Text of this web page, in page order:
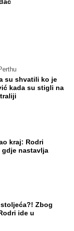
su shvatili ko je
kada su stigli na
kraj: Rodri
gdje nastavlja
Zbog
ide u